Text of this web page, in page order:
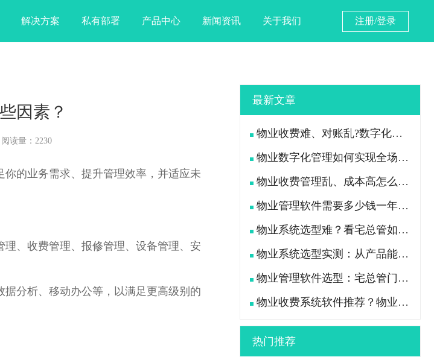
解决方案 私有部署 产品中心 新闻资讯 关于我们 注册/登录
因素？
读量：2230
的业务需求、提升管理效率，并适应未
、收费管理、报修管理、设备管理、安
分析、移动办公等，以满足更高级别的
最新文章
物业收费难、对账乱?数字化手段如何落地解决
物业数字化管理如何实现全场景高效管控？
物业收费管理乱、成本高怎么办？
物业管理软件需要多少钱一年？物业公司怎么选才不花冤枉钱？
物业系统选型难？看宅总管如何破解收费难管理乱
物业系统选型实测：从产品能力、落地、售后、收费模式四大核心盘点
物业管理软件选型：宅总管门禁停车一体化管理真能打通吗？
物业收费系统软件推荐？物业老总高频咨询的8个问题一次说透
热门推荐